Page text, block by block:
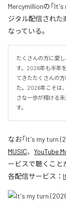
Mercymillionの「
ジタル配信された
なっている。
たくさんの方に愛
す。2026年も半年
てきたたくさんの
た。2026年こそは
さな一歩が翔ける
す。
なお「It's my turn
MUSIC、 YouTube
ービスで聴くこと
各配信サービス：